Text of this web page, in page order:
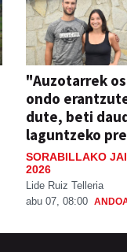
"Auzotarrek
ondo
dute, beti
laguntzeko
SORABILLAKO
2026
Lide Ruiz Telleria
abu 07, 08:00